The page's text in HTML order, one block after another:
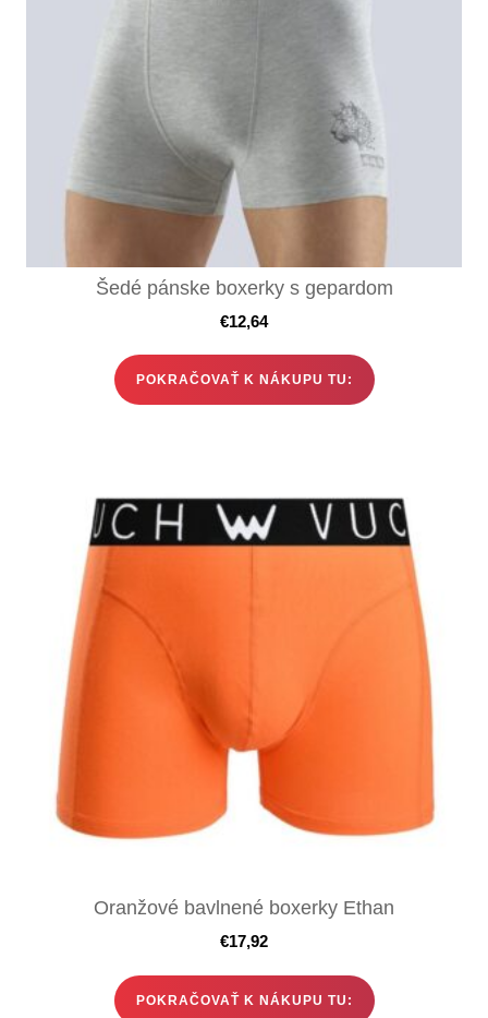
Šedé pánske boxerky s gepardom
€12,64
POKRAČOVAŤ K NÁKUPU TU:
Oranžové bavlnené boxerky Ethan
€17,92
POKRAČOVAŤ K NÁKUPU TU: